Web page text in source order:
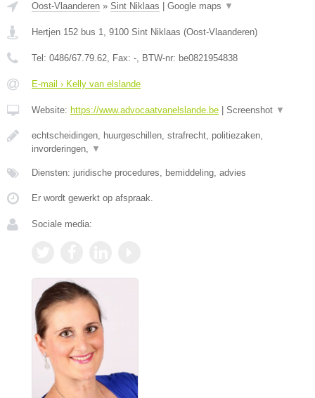
Oost-Vlaanderen » Sint Niklaas Google maps ▼
Hertjen 152 bus 1, 9100 Sint Niklaas (Oost-Vlaanderen)
Tel: 0486/67.79.62, Fax: -, BTW-nr: be0821954838
E-mail › Kelly van elslande
Website: https://www.advocaatvanelslande.be Screenshot ▼
echtscheidingen, huurgeschillen, strafrecht, politiezaken,
invorderingen, ▼
Diensten: juridische procedures, bemiddeling, advies
Er wordt gewerkt op afspraak.
Sociale media: